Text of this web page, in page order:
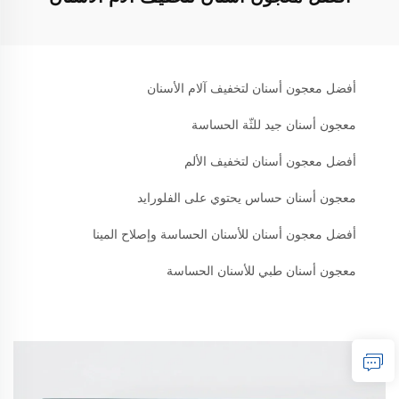
أفضل معجون أسنان لتخفيف آلام الأسنان
معجون أسنان جيد للثّة الحساسة
أفضل معجون أسنان لتخفيف الألم
معجون أسنان حساس يحتوي على الفلورايد
أفضل معجون أسنان للأسنان الحساسة وإصلاح المينا
معجون أسنان طبي للأسنان الحساسة